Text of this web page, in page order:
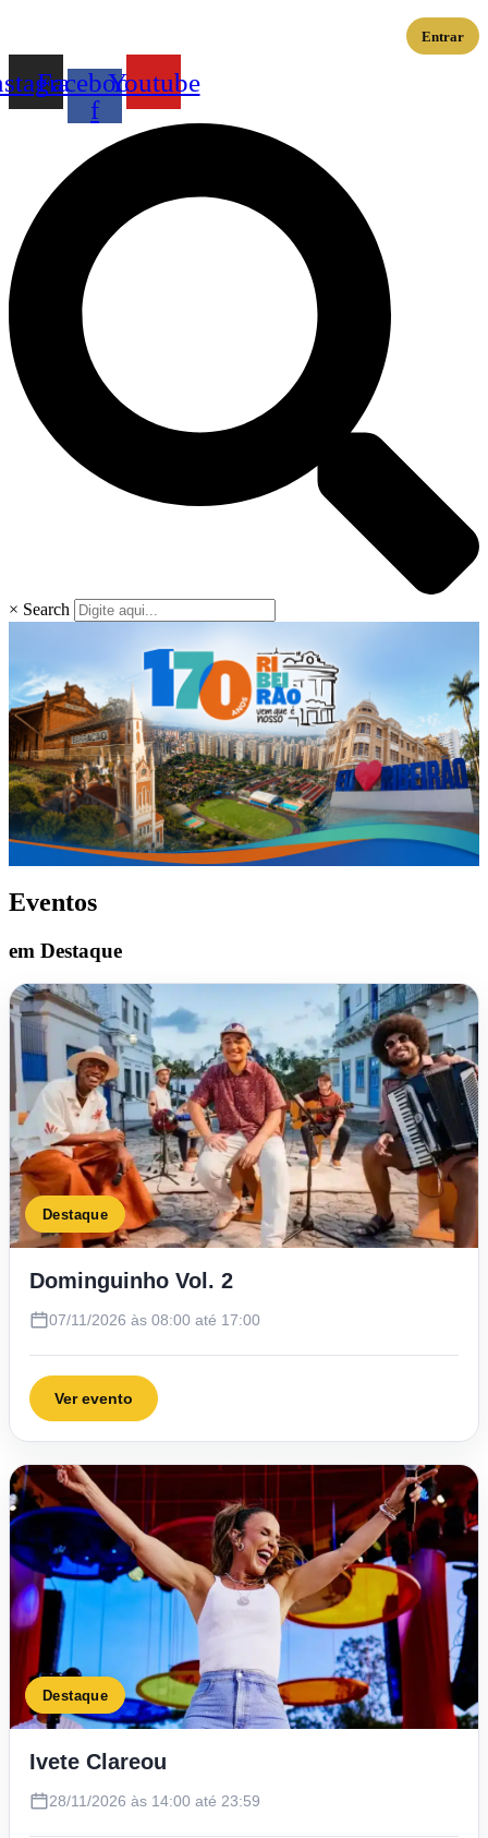
Entrar
Facebook-
f
Youtube
× Search
Eventos
em Destaque
Destaque
Dominguinho Vol. 2
07/11/2026 às 08:00 até 17:00
Ver evento
Destaque
Ivete Clareou
28/11/2026 às 14:00 até 23:59